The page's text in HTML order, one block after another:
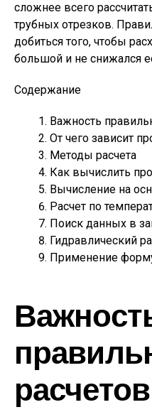
сложнее всего
трубных отрезков.
добиться того, чтобы
большой и не снижался
Содержание
Важность
От чего зависит
Методы расчета
Как вычислить
Вычисление на
Расчет по
Поиск данных в
Гидравлический
Применение
расчетов